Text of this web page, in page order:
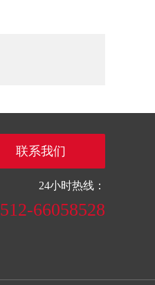
联系我们
24小时热线：
66058528